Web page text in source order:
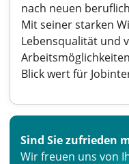
nach neuen
Mit seiner starken
Lebensqualität und
Blick wert für
Sind Sie zufrieden
Wir freuen uns von